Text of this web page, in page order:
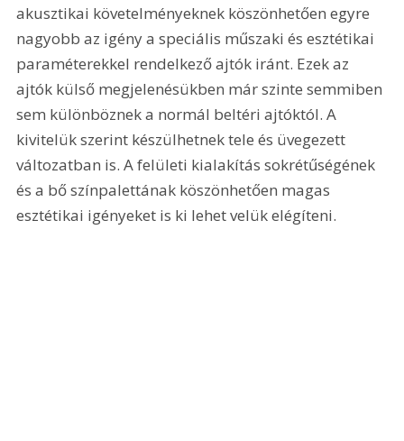
akusztikai követelményeknek köszönhetően egyre
nagyobb az igény a speciális műszaki és esztétikai
paraméterekkel rendelkező ajtók iránt. Ezek az
ajtók külső megjelenésükben már szinte semmiben
sem különböznek a normál beltéri ajtóktól. A
kivitelük szerint készülhetnek tele és üvegezett
változatban is. A felületi kialakítás sokrétűségének
és a bő színpalettának köszönhetően magas
esztétikai igényeket is ki lehet velük elégíteni.